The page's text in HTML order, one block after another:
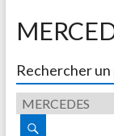
Rechercher